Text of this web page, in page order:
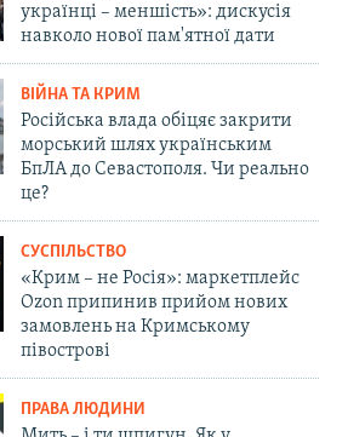
українці – меншість»: дискусія
навколо нової пам'ятної дати
ВІЙНА ТА КРИМ
Російська влада обіцяє закрити
морський шлях українським
БпЛА до Севастополя. Чи реально
це?
СУСПІЛЬСТВО
«Крим – не Росія»: маркетплейс
Ozon припинив прийом нових
замовлень на Кримському
півострові
ПРАВА ЛЮДИНИ